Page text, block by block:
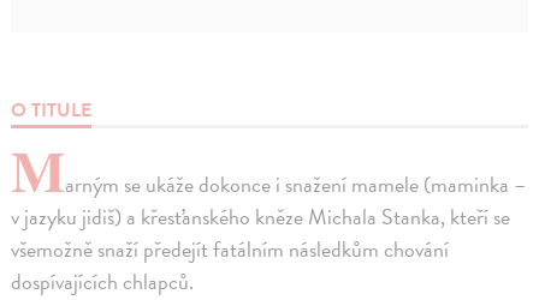
O TITULE
Marným se ukáže dokonce i snažení mamele (maminka –
v jazyku jidiš) a křesťanského kněze Michala Stanka, kteří se
všemožně snaží předejít fatálním následkům chování
dospívajících chlapců.